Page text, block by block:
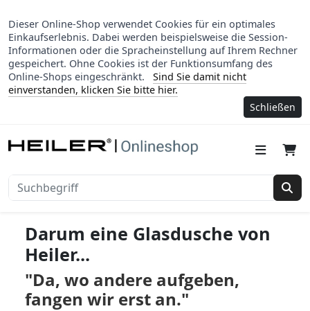
Dieser Online-Shop verwendet Cookies für ein optimales
Einkaufserlebnis. Dabei werden beispielsweise die Session-
Informationen oder die Spracheinstellung auf Ihrem Rechner
gespeichert. Ohne Cookies ist der Funktionsumfang des
Online-Shops eingeschränkt.
Sind Sie damit nicht
einverstanden, klicken Sie bitte hier.
Schließen
Darum eine Glasdusche von
Heiler...
"Da, wo andere aufgeben,
fangen wir erst an."